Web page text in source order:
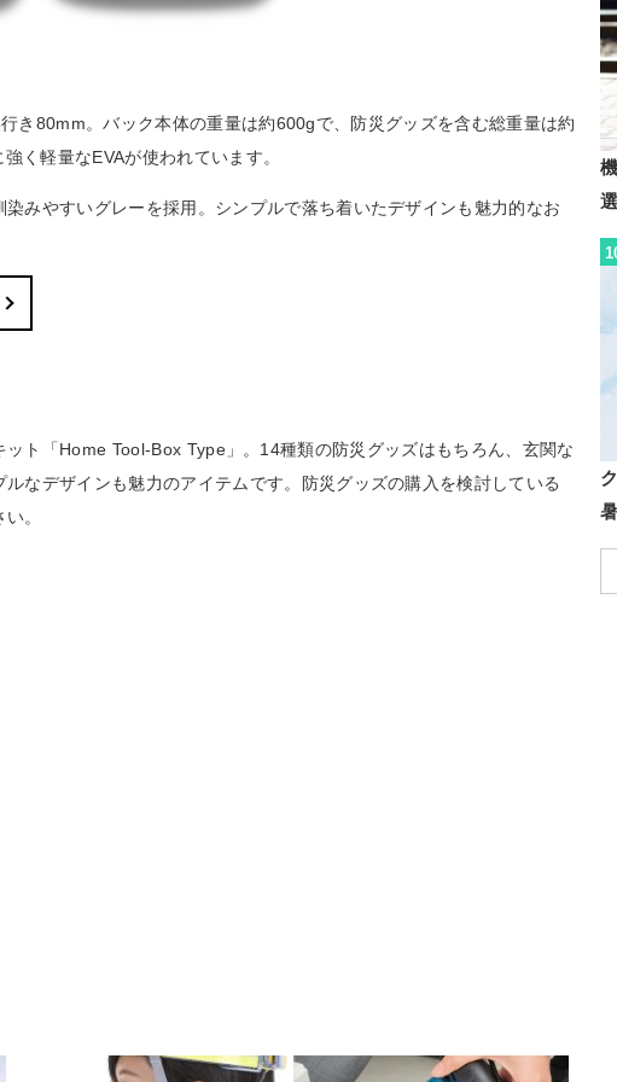
き80mm。バック本体の重量は約600gで、防災グッズを含む総重量は約
く軽量なEVAが使われています。
みやすいグレーを採用。シンプルで落ち着いたデザインも魅力的なお
ト「Home Tool-Box Type」。14種類の防災グッズはもちろん、玄関な
なデザインも魅力のアイテムです。防災グッズの購入を検討している
。